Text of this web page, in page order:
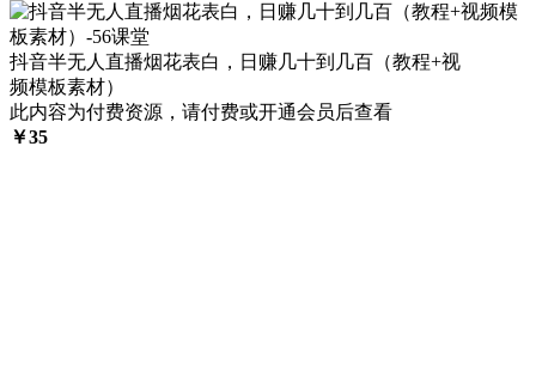
抖音半无人直播烟花表白，日赚几十到几百（教程+视
频模板素材）
此内容为付费资源，请付费或开通会员后查看
￥35